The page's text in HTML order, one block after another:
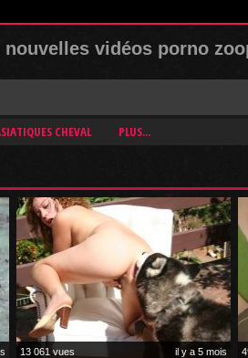
nouvelles vidéos porno
CHEVAL PLUS...
13 061 vues
il y a 5 mois